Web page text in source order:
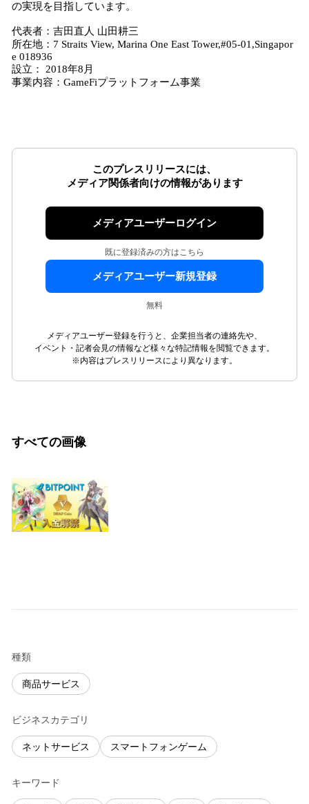
の実現を目指しています。
代表者：吉田直人 山田耕三
所在地：7 Straits View, Marina One East Tower,#05-01,Singapor
e 018936
設立： 2018年8月
事業内容：GameFiプラットフォーム事業
このプレスリリースには、
メディア関係者向けの情報があります
メディアユーザーログイン
既に登録済みの方はこちら
メディアユーザー新規登録
無料
メディアユーザー登録を行うと、企業担当者の連絡先や、
イベント・記者会見の情報など様々な特記情報を閲覧できます。
※内容はプレスリリースにより異なります。
すべての画像
種類
商品サービス
ビジネスカテゴリ
ネットサービス スマートフォンゲーム
キーワード